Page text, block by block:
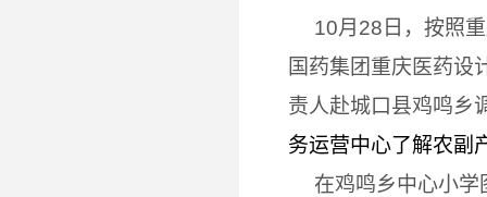
10月28日，按照
国药集团重庆医药设
责人赴城口县鸡鸣乡
务运营中心了解农副
在鸡鸣乡中心小